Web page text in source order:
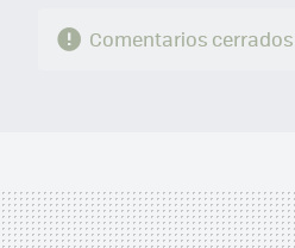
Comentarios cerrados